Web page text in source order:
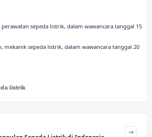
perawatan sepeda listrik, dalam wawancara tanggal 15
mekanik sepeda listrik, dalam wawancara tanggal 20
listrik